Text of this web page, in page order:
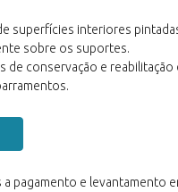
superfícies interiores
sobre os suportes.
de conservação e
pagamento e levantamento